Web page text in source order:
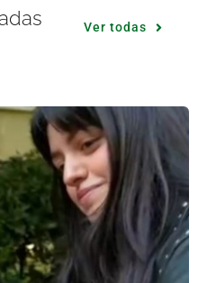
Ver todas